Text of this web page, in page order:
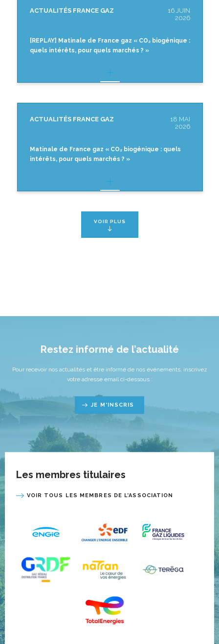
ACTUALITÉS FRANCE GAZ
16 JUIN
2026
[REPLAY] Matinale de France gaz « CO₂ biogénique :
quels intérêts, pour quels marchés ? »
ACTUALITÉS FRANCE GAZ
18 MAI
2026
Matinale de France gaz « CO₂ biogénique : quels
intérêts, pour quels marchés ? »
VOIR PLUS
Restez informé de l’actualité
Pour recevoir nos actualités et être informé de nos événements, inscrivez
votre adresse email ci-dessous :
JE M'INSCRIS
Les membres titulaires
VOIR TOUS LES MEMBRES DE L’ASSOCIATION